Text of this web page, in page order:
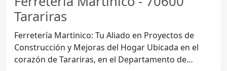
Tarariras
Ferretería Martinico: Tu Aliado en Proyectos de
Construcción y Mejoras del Hogar Ubicada en el
corazón de Tarariras, en el Departamento de